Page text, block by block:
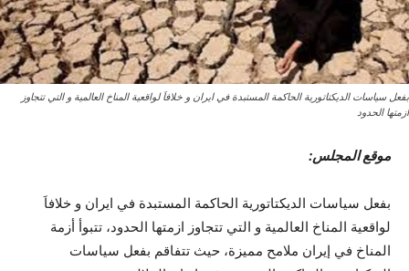
بفعل سياسات الديكتاتورية الحاكمة المستبدة في ایران و خلافاَ لواقعیة المناخ العالمیة و التي تتجاوز
ازمتها الحدود
موقع المجلس:
بفعل سياسات الديكتاتورية الحاكمة المستبدة في ایران و خلافاَ
لواقعیة المناخ العالمیة و التي تتجاوز ازمتها الحدود، تتبوأ أزمة
المناخ في إيران ملامح مميزة، حيث تتفاقم بفعل سياسات